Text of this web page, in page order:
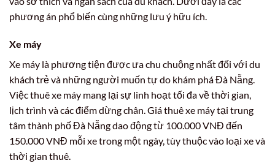
phương án phổ biến cùng những lưu ý hữu ích.
Xe máy
Xe máy là phương tiện được ưa chu chuộng nhất đối với du
khách trẻ và những người muốn tự do khám phá Đà Nẵng.
Việc thuê xe máy mang lại sự linh hoạt tối đa về thời gian,
lịch trình và các điểm dừng chân. Giá thuê xe máy tại trung
tâm thành phố Đà Nẵng dao động từ 100.000 VNĐ đến
150.000 VNĐ mỗi xe trong một ngày, tùy thuộc vào loại xe và
thời gian thuê.